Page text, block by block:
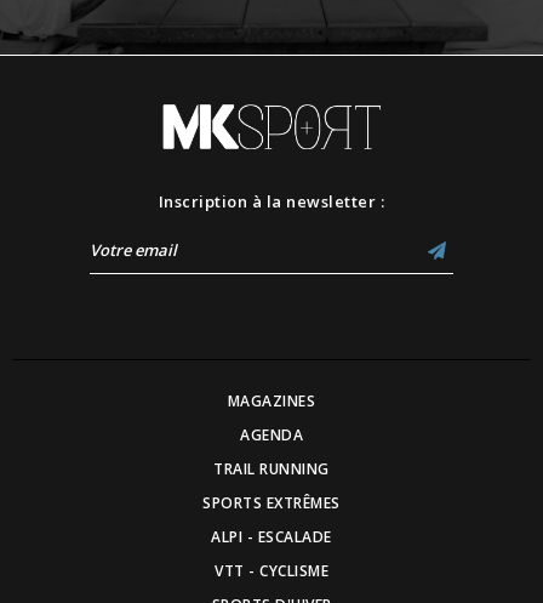
Inscription à la newsletter :
MAGAZINES
AGENDA
TRAIL RUNNING
SPORTS EXTRÊMES
ALPI - ESCALADE
VTT - CYCLISME